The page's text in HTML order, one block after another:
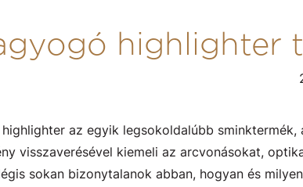
highlighter
az egyik legsokoldalúbb
visszaverésével kiemeli az arcvonásokat,
sokan bizonytalanok abban, hogyan és